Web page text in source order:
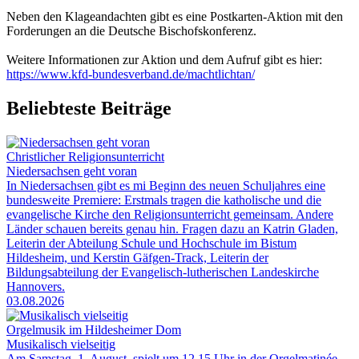
Neben den Klageandachten gibt es eine Postkarten-Aktion mit den
Forderungen an die Deutsche Bischofskonferenz.
Weitere Informationen zur Aktion und dem Aufruf gibt es hier:
https://www.kfd-bundesverband.de/machtlichtan/
Beliebteste Beiträge
Christlicher Religionsunterricht
Niedersachsen geht voran
In Niedersachsen gibt es mi Beginn des neuen Schuljahres eine
bundesweite Premiere: Erstmals tragen die katholische und die
evangelische Kirche den Religionsunterricht gemeinsam. Andere
Länder schauen bereits genau hin. Fragen dazu an Katrin Gladen,
Leiterin der Abteilung Schule und Hochschule im Bistum
Hildesheim, und Kerstin Gäfgen-Track, Leiterin der
Bildungsabteilung der Evangelisch-lutherischen Landeskirche
Hannovers.
03.08.2026
Orgelmusik im Hildesheimer Dom
Musikalisch vielseitig